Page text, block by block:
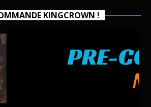
KINGCROWN !